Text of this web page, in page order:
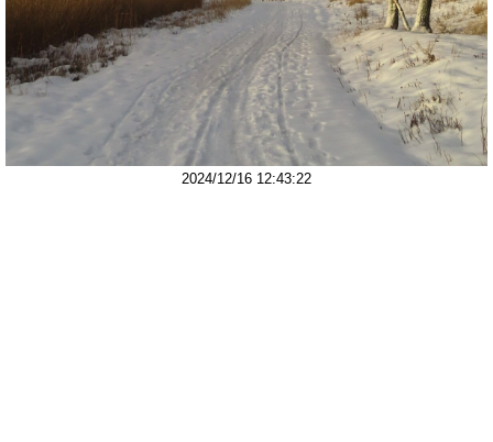
2024/12/16 12:43:22